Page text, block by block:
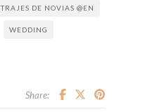
TRAJES DE NOVIAS @EN
WEDDING
Share: